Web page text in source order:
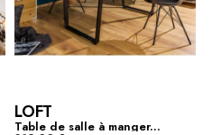
LOFT
Table de salle à manger...